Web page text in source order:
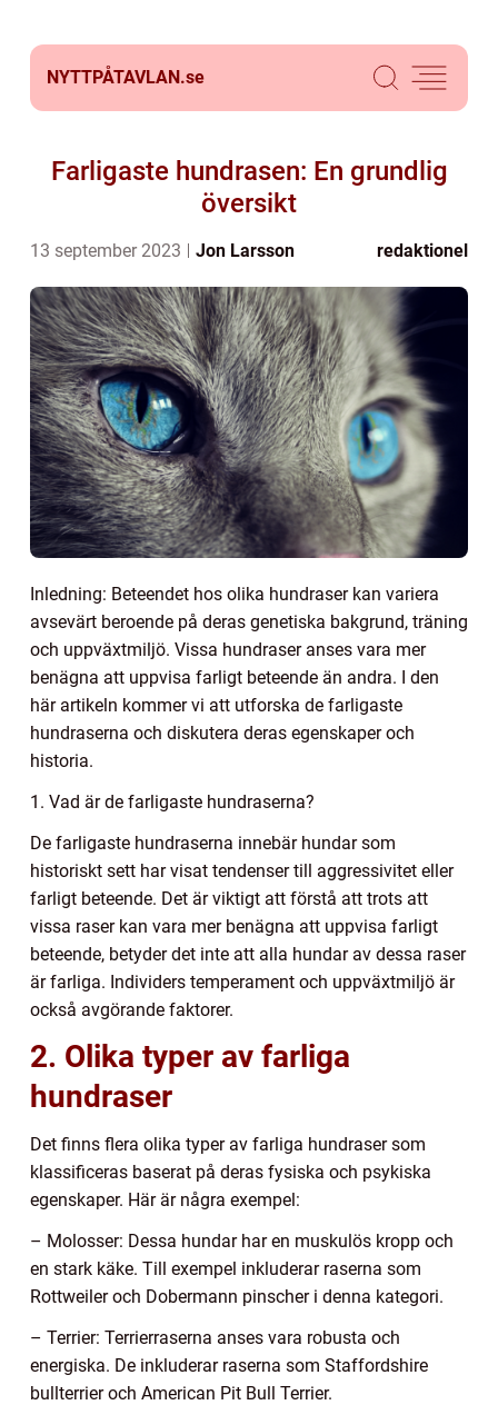
NYTTPÅTAVLAN.se
Farligaste hundrasen: En grundlig
översikt
13 september 2023 Jon Larsson redaktionel
Inledning: Beteendet hos olika hundraser kan variera
avsevärt beroende på deras genetiska bakgrund, träning
och uppväxtmiljö. Vissa hundraser anses vara mer
benägna att uppvisa farligt beteende än andra. I den
här artikeln kommer vi att utforska de farligaste
hundraserna och diskutera deras egenskaper och
historia.
1. Vad är de farligaste hundraserna?
De farligaste hundraserna innebär hundar som
historiskt sett har visat tendenser till aggressivitet eller
farligt beteende. Det är viktigt att förstå att trots att
vissa raser kan vara mer benägna att uppvisa farligt
beteende, betyder det inte att alla hundar av dessa raser
är farliga. Individers temperament och uppväxtmiljö är
också avgörande faktorer.
2. Olika typer av farliga
hundraser
Det finns flera olika typer av farliga hundraser som
klassificeras baserat på deras fysiska och psykiska
egenskaper. Här är några exempel:
– Molosser: Dessa hundar har en muskulös kropp och
en stark käke. Till exempel inkluderar raserna som
Rottweiler och Dobermann pinscher i denna kategori.
– Terrier: Terrierraserna anses vara robusta och
energiska. De inkluderar raserna som Staffordshire
bullterrier och American Pit Bull Terrier.